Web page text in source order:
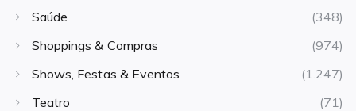
Saúde
(348)
Shoppings & Compras
(974)
Shows, Festas & Eventos
(1.247)
Teatro
(71)